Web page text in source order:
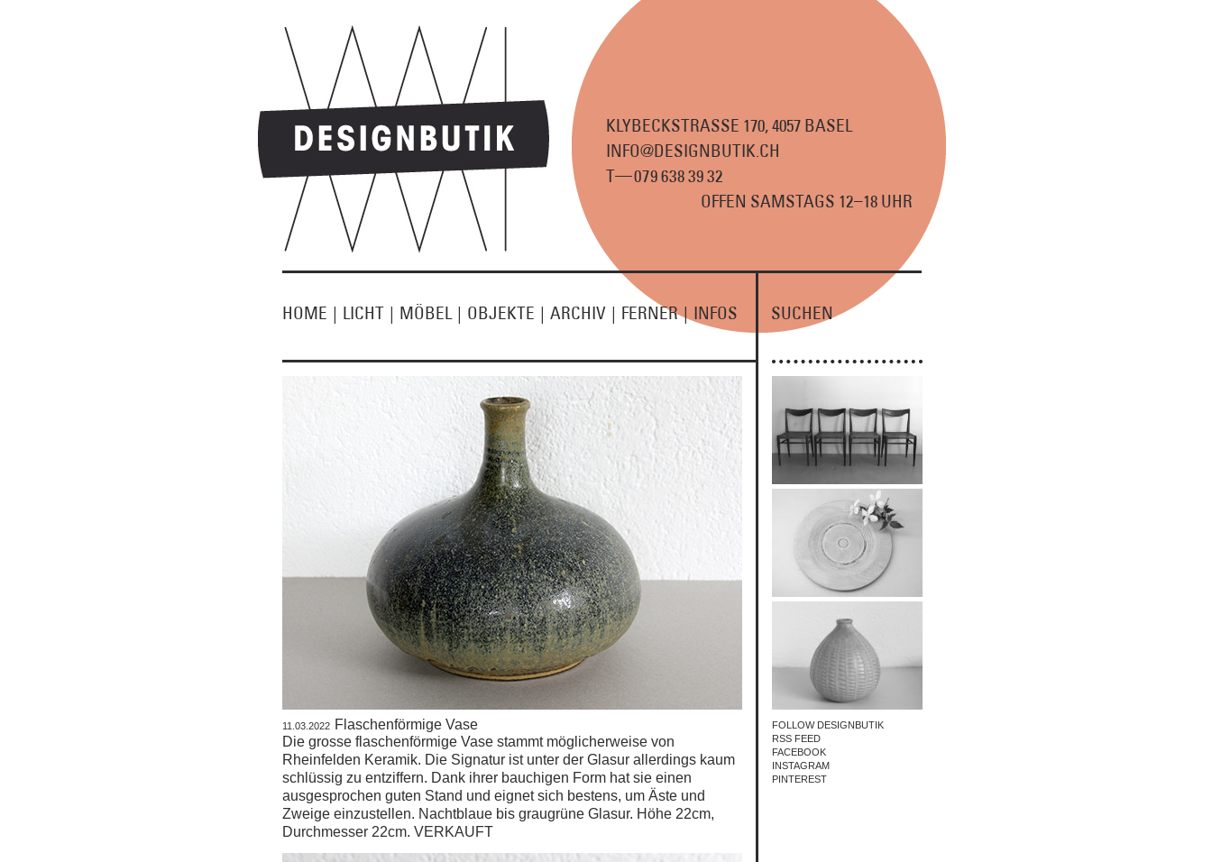
KLYBECKSTRASSE 170, 4057 BASEL
INFO@DESIGNBUTIK.CH
T—0796383932
OFFEN SAMSTAGS 12–18 UHR
HOME | LICHT | MÖBEL | OBJEKTE | ARCHIV | FERNER | INFOS SUCHEN
FOLLOW DESIGNBUTIK
RSS FEED
FACEBOOK
INSTAGRAM
PINTEREST
11.03.2022
Flaschenförmige Vase
Die grosse flaschenförmige Vase stammt möglicherweise von
Rheinfelden Keramik. Die Signatur ist unter der Glasur allerdings kaum
schlüssig zu entziffern. Dank ihrer bauchigen Form hat sie einen
ausgesprochen guten Stand und eignet sich bestens, um Äste und
Zweige einzustellen. Nachtblaue bis graugrüne Glasur. Höhe 22cm,
Durchmesser 22cm. VERKAUFT